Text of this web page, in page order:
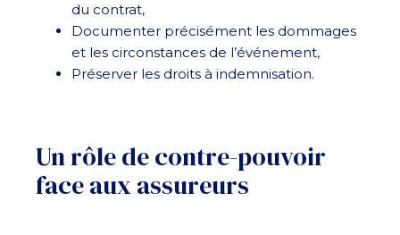
du contrat,
Documenter précisément les dommages
et les circonstances de l’événement,
Préserver les droits à indemnisation.
Un rôle de contre-pouvoir
face aux assureurs